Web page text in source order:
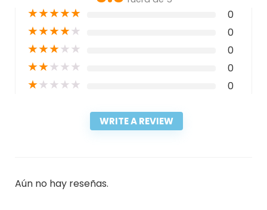
★★★★★ 0
★★★★★ 0
★★★★★ 0
★★★★★ 0
★★★★★ 0
WRITE A REVIEW
Aún no hay reseñas.